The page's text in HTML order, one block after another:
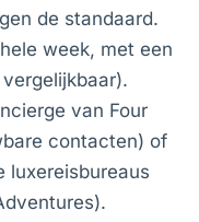
de standaard.
week, met een
van Four
contacten) of
luxereisbureaus